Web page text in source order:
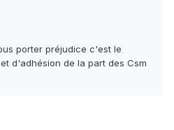
porter préjudice c'est le
d'adhésion de la part des Csm